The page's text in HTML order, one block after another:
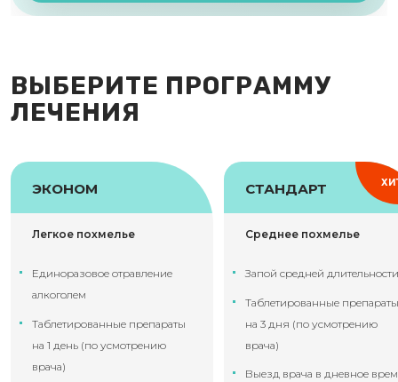
ВЫБЕРИТЕ ПРОГРАММУ
ЛЕЧЕНИЯ
ЭКОНОМ
Легкое похмелье
Единоразовое отравление
алкоголем
Таблетированные препараты
на 1 день (по усмотрению
врача)
СТАНДАРТ
Среднее похмелье
Запой средней длительности
Таблетированные препараты
на 3 дня (по усмотрению
врача)
Выезд врача в дневное